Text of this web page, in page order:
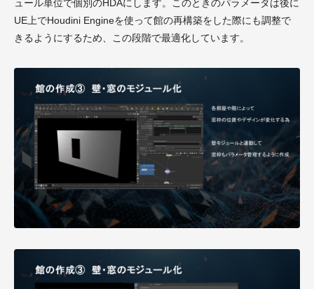
ュール単位で個別のHDAにします。このときのパラメータは後に
UE上でHoudini Engineを使って館の再構築をした際にも調整で
きるようにするため、この段階で最適化しています。